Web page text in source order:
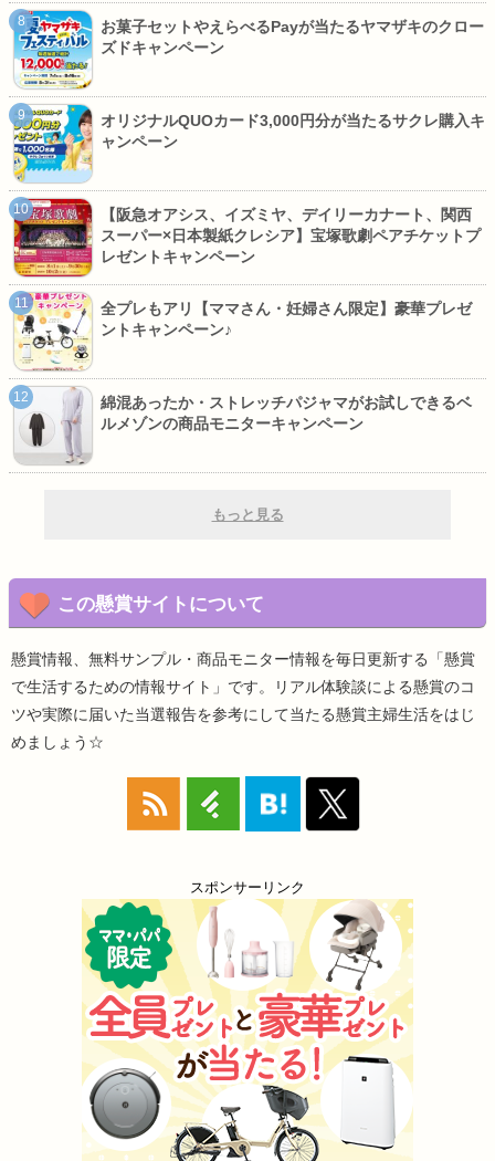
お菓子セットやえらべるPayが当たるヤマザキのクロー
ズドキャンペーン
オリジナルQUOカード3,000円分が当たるサクレ購入キ
ャンペーン
【阪急オアシス、イズミヤ、デイリーカナート、関西
スーパー×日本製紙クレシア】宝塚歌劇ペアチケットプ
レゼントキャンペーン
全プレもアリ【ママさん・妊婦さん限定】豪華プレゼ
ントキャンペーン♪
綿混あったか・ストレッチパジャマがお試しできるベ
ルメゾンの商品モニターキャンペーン
もっと見る
この懸賞サイトについて
懸賞情報、無料サンプル・商品モニター情報を毎日更新する「懸賞
で生活するための情報サイト」です。リアル体験談による懸賞のコ
ツや実際に届いた当選報告を参考にして当たる懸賞主婦生活をはじ
めましょう☆
スポンサーリンク